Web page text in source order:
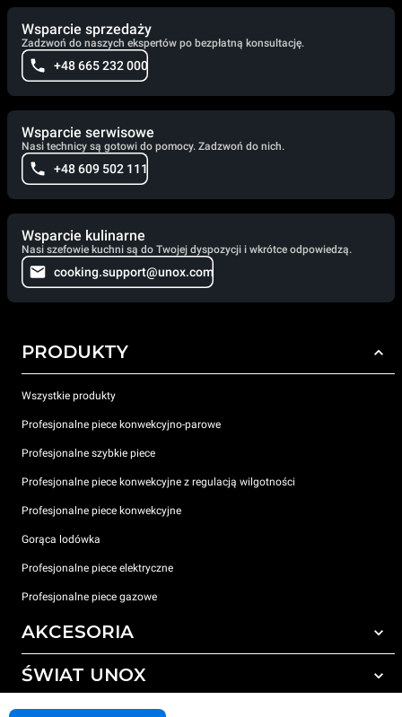
Wsparcie sprzedaży
Zadzwoń do naszych ekspertów po bezpłatną konsultację.
+48 665 232 000
Wsparcie serwisowe
Nasi technicy są gotowi do pomocy. Zadzwoń do nich.
+48 609 502 111
Wsparcie kulinarne
Nasi szefowie kuchni są do Twojej dyspozycji i wkrótce odpowiedzą.
cooking.support@unox.com
PRODUKTY
Wszystkie produkty
Profesjonalne piece konwekcyjno-parowe
Profesjonalne szybkie piece
Profesjonalne piece konwekcyjne z regulacją wilgotności
Profesjonalne piece konwekcyjne
Gorąca lodówka
Profesjonalne piece elektryczne
Profesjonalne piece gazowe
AKCESORIA
Wszystkie akcesoria
ŚWIAT UNOX